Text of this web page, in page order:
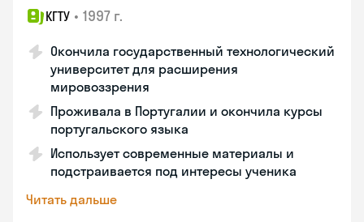
КГТУ • 1997 г.
Окончила государственный технологический
университет для расширения
мировоззрения
Проживала в Португалии и окончила курсы
португальского языка
Использует современные материалы и
подстраивается под интересы ученика
Читать дальше